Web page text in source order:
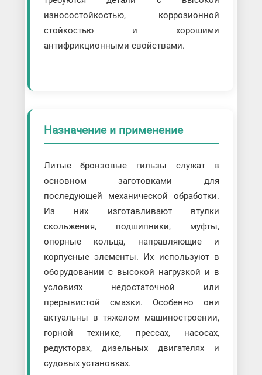
износостойкостью, коррозионной
стойкостью и хорошими
антифрикционными свойствами.
Назначение и применение
Литые бронзовые гильзы служат в
основном заготовками для
последующей механической обработки.
Из них изготавливают втулки
скольжения, подшипники, муфты,
опорные кольца, направляющие и
корпусные элементы. Их используют в
оборудовании с высокой нагрузкой и в
условиях недостаточной или
прерывистой смазки. Особенно они
актуальны в тяжелом машиностроении,
горной технике, прессах, насосах,
редукторах, дизельных двигателях и
судовых установках.